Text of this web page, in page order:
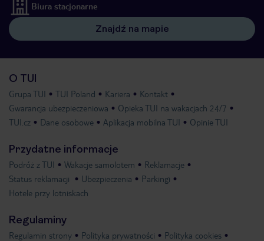
Biura stacjonarne
Znajdź na mapie
O TUI
Grupa TUI TUI Poland Kariera
Kontakt
Gwarancja ubezpieczeniowa
Opieka TUI na wakacjach 24/7
TUI.cz
Dane osobowe Aplikacja mobilna TUI Opinie TUI
Przydatne informacje
Podróż z TUI Wakacje samolotem
Reklamacje
Status reklamacji
Ubezpieczenia
Parkingi
Hotele przy lotniskach
Regulaminy
Regulamin strony Polityka prywatności Polityka cookies